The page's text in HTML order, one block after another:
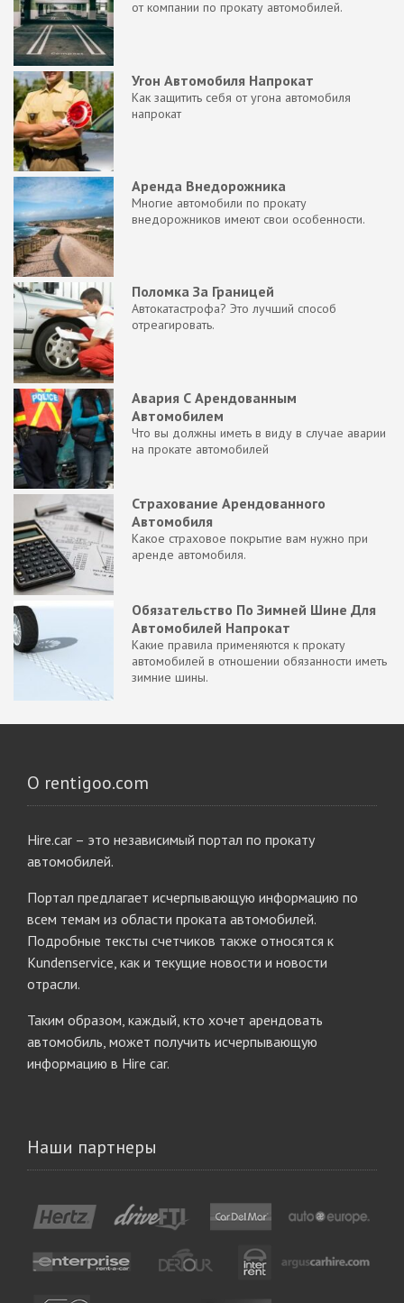
от компании по прокату автомобилей.
Угон Автомобиля Напрокат
Как защитить себя от угона автомобиля
напрокат
Аренда Внедорожника
Многие автомобили по прокату
внедорожников имеют свои особенности.
Поломка За Границей
Автокатастрофа? Это лучший способ
отреагировать.
Авария С Арендованным
Автомобилем
Что вы должны иметь в виду в случае аварии
на прокате автомобилей
Страхование Арендованного
Автомобиля
Какое страховое покрытие вам нужно при
аренде автомобиля.
Обязательство По Зимней Шине Для
Автомобилей Напрокат
Какие правила применяются к прокату
автомобилей в отношении обязанности иметь
зимние шины.
О rentigoo.com
Hire.car – это независимый портал по прокату
автомобилей.
Портал предлагает исчерпывающую информацию по
всем темам из области проката автомобилей.
Подробные тексты счетчиков также относятся к
Kundenservice, как и текущие новости и новости
отрасли.
Таким образом, каждый, кто хочет арендовать
автомобиль, может получить исчерпывающую
информацию в Hire car.
Наши партнеры